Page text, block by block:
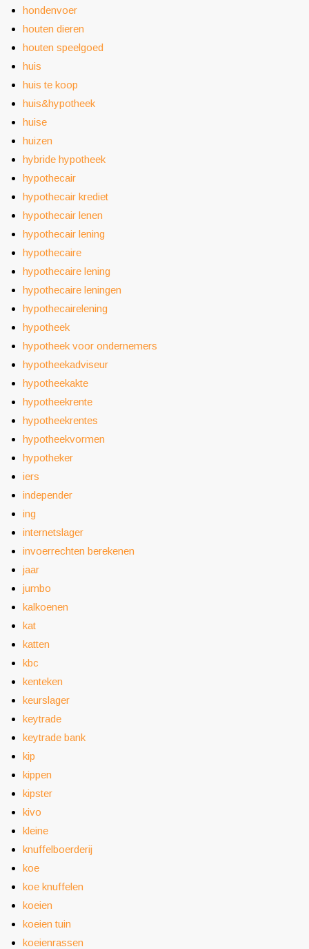
hondenvoer
houten dieren
houten speelgoed
huis
huis te koop
huis&hypotheek
huise
huizen
hybride hypotheek
hypothecair
hypothecair krediet
hypothecair lenen
hypothecair lening
hypothecaire
hypothecaire lening
hypothecaire leningen
hypothecairelening
hypotheek
hypotheek voor ondernemers
hypotheekadviseur
hypotheekakte
hypotheekrente
hypotheekrentes
hypotheekvormen
hypotheker
iers
independer
ing
internetslager
invoerrechten berekenen
jaar
jumbo
kalkoenen
kat
katten
kbc
kenteken
keurslager
keytrade
keytrade bank
kip
kippen
kipster
kivo
kleine
knuffelboerderij
koe
koe knuffelen
koeien
koeien tuin
koeienrassen